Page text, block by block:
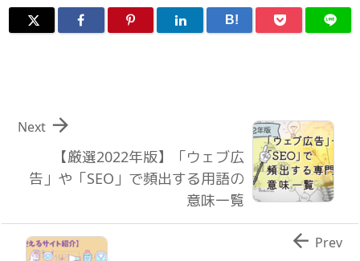
B!
【厳選2022年版】「ウェブ広
告」や「SEO」で頻出する用語の
意味一覧

Next
 Prev